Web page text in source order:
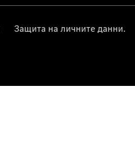
Защита на личните данни.